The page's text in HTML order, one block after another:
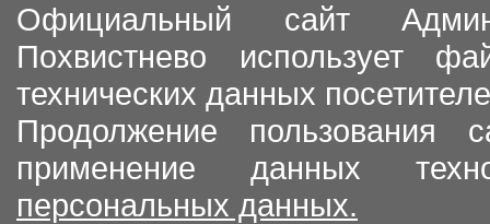
Официальный сайт
Похвистнево использует
технических данных
Продолжение пользования
применение данных
персональных данных.